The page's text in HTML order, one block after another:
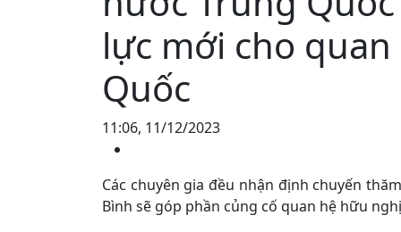
lực mới cho
Quốc
11:06, 11/12/2023
Các chuyên gia đều nhận định chuyến
Bình sẽ góp phần củng cố quan hệ hữu